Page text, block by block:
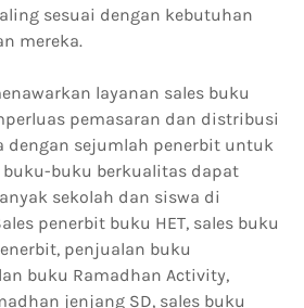
sesuai dengan kebutuhan
mereka.
layanan sales buku
pemasaran dan distribusi
dengan sejumlah penerbit untuk
buku berkualitas dapat
sekolah dan siswa di
penerbit buku HET, sales buku
penjualan buku
buku Ramadhan Activity,
jenjang SD, sales buku